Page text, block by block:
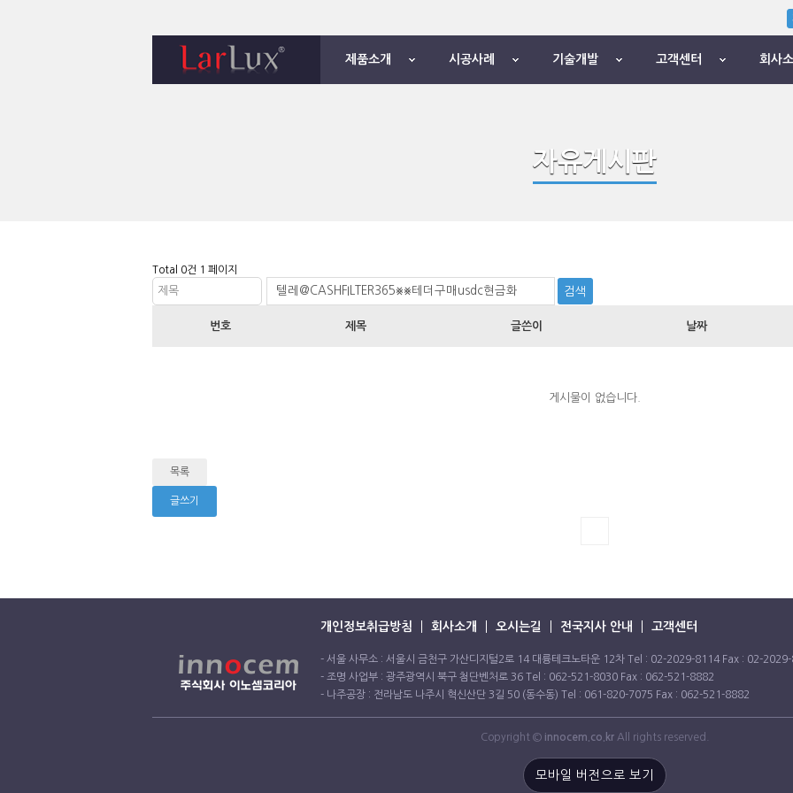
제품소개 시공사례 기술개발 고객센터 회사
자유게시판
Total 0건 1 페이지
제목
번호 제목 글쓴이 날짜
게시물이 없습니다.
목록
글쓰기
개인정보취급방침 회사소개 오시는길 전국지사 안내 고객센터
- 서울 사무소 : 서울시 금천구 가산디지털2로 14 대륭테크노타운 12차 Tel : 02-2029-8114 Fax : 02-
- 조명 사업부 : 광주광역시 북구 첨단벤처로 36 Tel : 062-521-8030 Fax : 062-521-8882
- 나주공장 : 전라남도 나주시 혁신산단 3길 50 (동수동) Tel : 061-820-7075 Fax : 062-521-8882
Copyright © innocem.co.krAll rights reserved.
모바일 버전으로 보기